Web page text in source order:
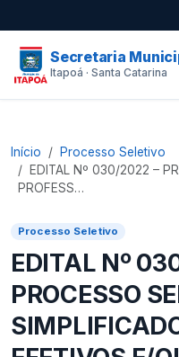
Secretaria
Itapoá · Santa Catarina
Início
Processo Seletivo
EDITAL Nº 030/2022 –
PROFESS…
Processo Seletivo
EDITAL Nº
PROCESSO